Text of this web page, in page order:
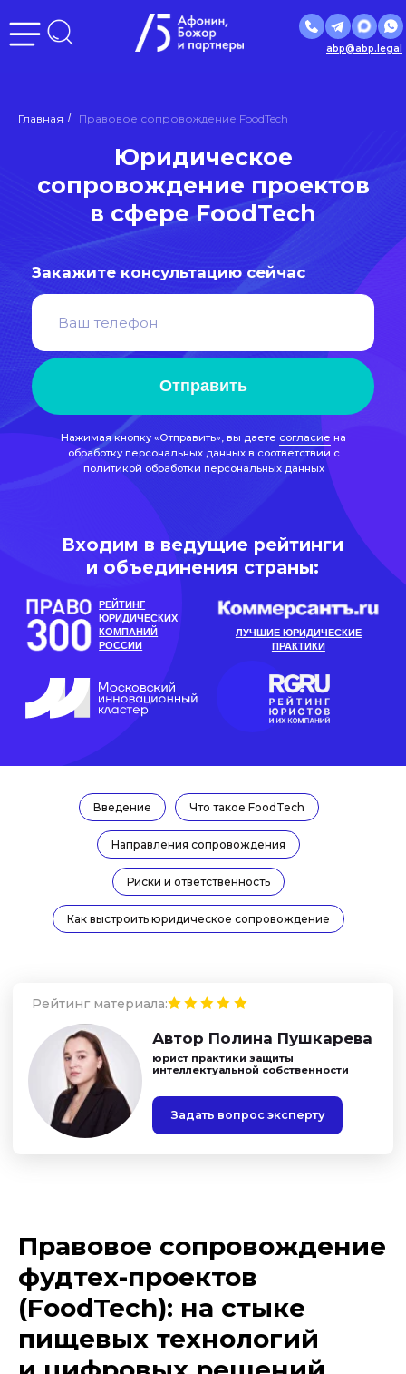
abp@abp.legal
Главная / Правовое сопровождение FoodTech
Юридическое
в сфере FoodTech
Закажите консультацию сейчас
Отправить
обработку персональных данных в соответствии с
Входим в ведущие рейтинги
ЮРИДИЧЕСКИХ
КОМПАНИЙ
РОССИИ
ЛУЧШИЕ ЮРИДИЧЕСКИЕ
Введение Что такое FoodTech
Направления сопровождения
Риски и ответственность
Как выстроить юридическое сопровождение
Рейтинг материала:
интеллектуальной собственности
Задать вопрос эксперту
Правовое сопровождение
фудтех-проектов
(FoodTech): на стыке
пищевых технологий